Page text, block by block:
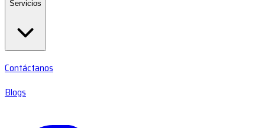
Servicios
Contáctanos
Blogs